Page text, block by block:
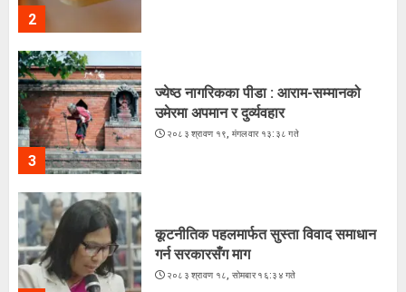
2
3
ज्येष्ठ नागरिकका पीडा : आराम-सम्मानको
उमेरमा अपमान र दुर्व्यवहार
२०८३ श्रावण १९, मंगलवार १३:३८ गते
कूटनीतिक पहलमार्फत सुस्ता विवाद समाधान
गर्न सरकारसँग माग
२०८३ श्रावण १८, सोमबार १६:३४ गते